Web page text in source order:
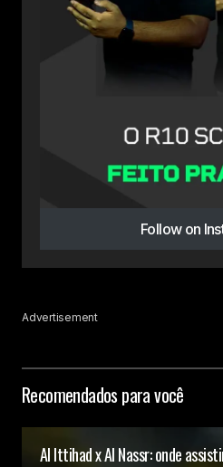
Follow on
Advertisement
Recomendados para você
Al Ittihad x Al Nassr: onde